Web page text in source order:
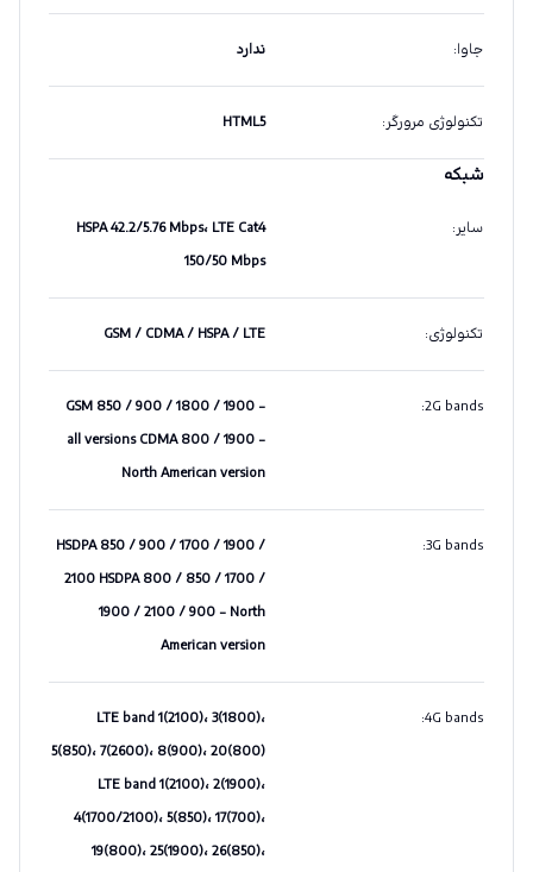
جاوا: ندارد
تکنولوژی مرورگر:
HTML5
شبکه
سایر:
HSPA 42.2/5.76 Mbps، LTE Cat4
150/50 Mbps
تکنولوژی:
GSM / CDMA / HSPA / LTE
2G bands
:
GSM 850 / 900 / 1800 / 1900 -
all versions CDMA 800 / 1900 -
North American version
3G bands
:
HSDPA 850 / 900 / 1700 / 1900 /
2100 HSDPA 800 / 850 / 1700 /
1900 / 2100 / 900 - North
American version
4G bands
:
LTE band 1(2100)، 3(1800)،
5(850)، 7(2600)، 8(900)، 20(800)
LTE band 1(2100)، 2(1900)،
4(1700/2100)، 5(850)، 17(700)،
19(800)، 25(1900)، 26(850)،